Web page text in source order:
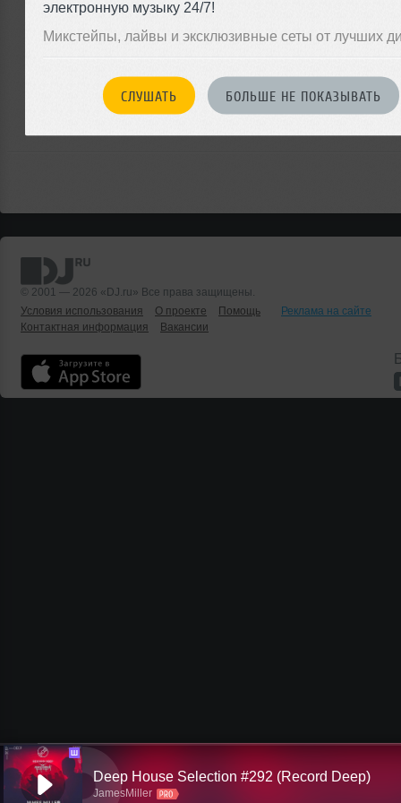
электронную музыку 24/7!
Микстейпы, лайвы и эксклюзивные сеты от лучших
СЛУШАТЬ БОЛЬШЕ НЕ ПОКАЗЫВАТЬ
Или
войдите на сайт
чтобы оставить комментарий
© 2001 — 2026 «DJ.ru» Все права защищены.
Условия использования
О проекте Помощь
Реклама на сайте
Контактная информация
Вакансии
Ш
Deep House Selection #292 (Record Deep)
JamesMiller